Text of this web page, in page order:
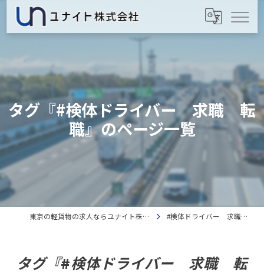
タグ『#検体ドライバー 求職 転
職』のページ一覧
東京の軽貨物の求人ならユナイト株式会社 #検体ドライバー 求職 転職
タグ『#検体ドライバー 求職 転